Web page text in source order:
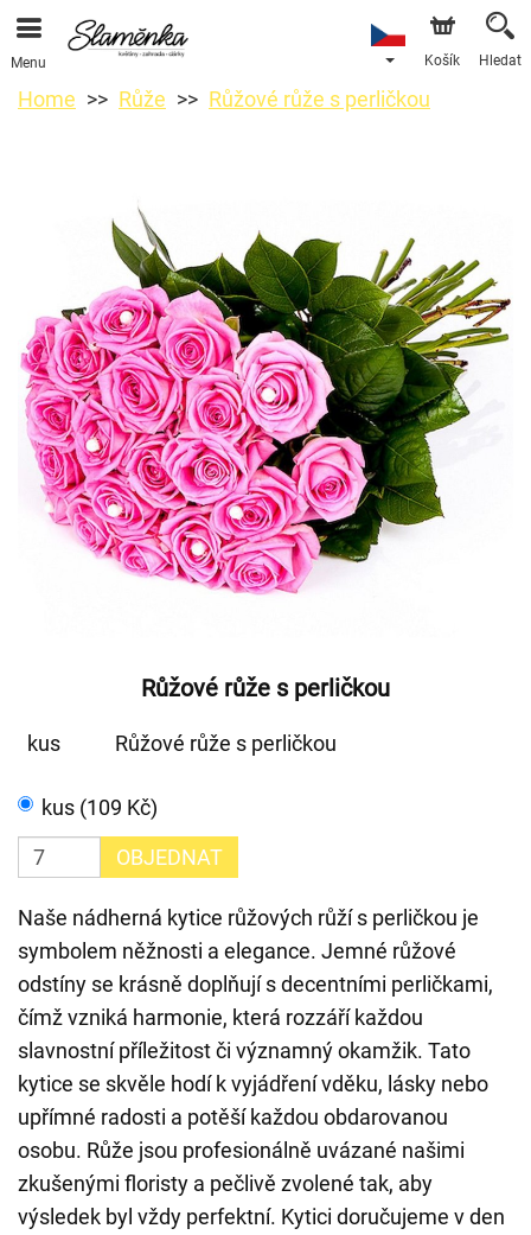
Menu Košík Hledat
Home Růže Růžové růže s perličkou
Růžové růže s perličkou
kus Růžové růže s perličkou
kus (109 Kč)
OBJEDNAT
Naše nádherná kytice růžových růží s perličkou je
symbolem něžnosti a elegance. Jemné růžové
odstíny se krásně doplňují s decentními perličkami,
čímž vzniká harmonie, která rozzáří každou
slavnostní příležitost či významný okamžik. Tato
kytice se skvěle hodí k vyjádření vděku, lásky nebo
upřímné radosti a potěší každou obdarovanou
osobu. Růže jsou profesionálně uvázané našimi
zkušenými floristy a pečlivě zvolené tak, aby
výsledek byl vždy perfektní. Kytici doručujeme v den